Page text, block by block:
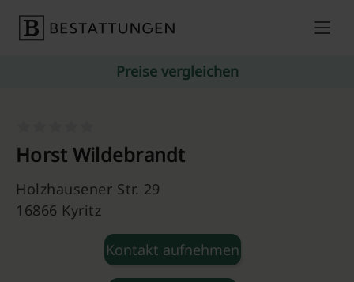
Preise vergleichen
Horst Wildebrandt
Holzhausener Str. 29
16866 Kyritz
Kontakt aufnehmen